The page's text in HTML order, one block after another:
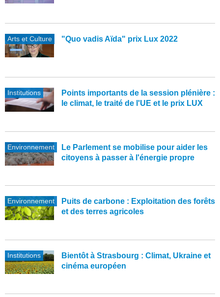
Arts et Culture "Quo vadis Aïda" prix Lux 2022
Institutions
Points importants de la session plénière :
le climat, le traité de l'UE et le prix LUX
Environnement
Le Parlement se mobilise pour aider les
citoyens à passer à l'énergie propre
Environnement
Puits de carbone : Exploitation des forêts
et des terres agricoles
Institutions
Bientôt à Strasbourg : Climat, Ukraine et
cinéma européen